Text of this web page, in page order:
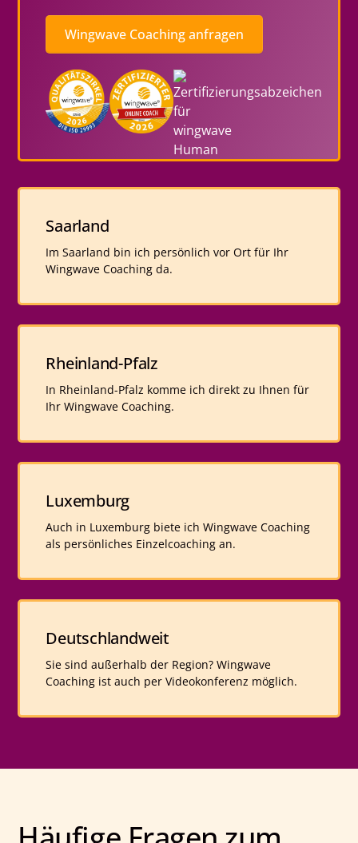
Wingwave Coaching anfragen
Saarland
Im Saarland bin ich persönlich vor Ort für Ihr
Wingwave Coaching da.
Rheinland-Pfalz
In Rheinland-Pfalz komme ich direkt zu Ihnen für
Ihr Wingwave Coaching.
Luxemburg
Auch in Luxemburg biete ich Wingwave Coaching
als persönliches Einzelcoaching an.
Deutschlandweit
Sie sind außerhalb der Region? Wingwave
Coaching ist auch per Videokonferenz möglich.